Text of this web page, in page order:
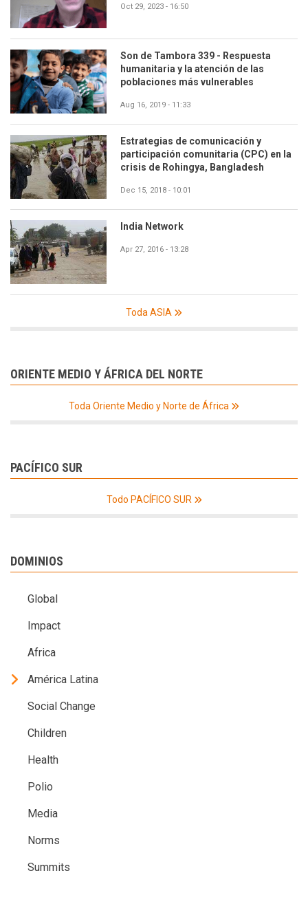
Oct 29, 2023 - 16:50
Son de Tambora 339 - Respuesta
humanitaria y la atención de las
poblaciones más vulnerables
Aug 16, 2019 - 11:33
Estrategias de comunicación y
participación comunitaria (CPC) en la
crisis de Rohingya, Bangladesh
Dec 15, 2018 - 10:01
India Network
Apr 27, 2016 - 13:28
Toda ASIA
ORIENTE MEDIO Y ÁFRICA DEL NORTE
Toda Oriente Medio y Norte de África
PACÍFICO SUR
Todo PACÍFICO SUR
DOMINIOS
Global
Impact
Africa
América Latina
Social Change
Children
Health
Polio
Media
Norms
Summits